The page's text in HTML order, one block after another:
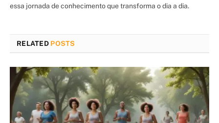
essa jornada de conhecimento que transforma o dia a dia.
RELATED POSTS